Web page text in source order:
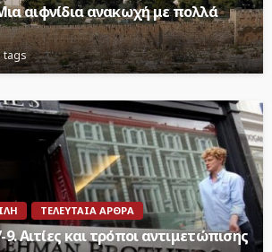
αιφνίδια ανακωχή με πολλά
tags
ΤΕΛΕΥΤΑΊΑ ΆΡΘΡΑ
Αιτίες και τρόποι αντιμετώπισης